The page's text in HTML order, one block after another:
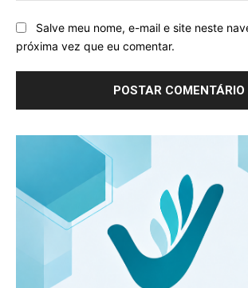
Salve meu nome, e-mail e site neste
próxima vez que eu comentar.